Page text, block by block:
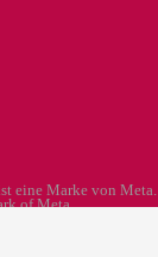
eine Marke von Meta. |
of Meta.